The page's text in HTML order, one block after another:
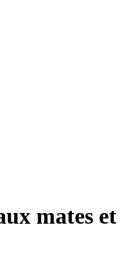
mates et